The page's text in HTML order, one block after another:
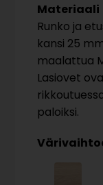
Materiaali
Runko ja
kansi 25
maalattua
Lasiovet
paloiksi.